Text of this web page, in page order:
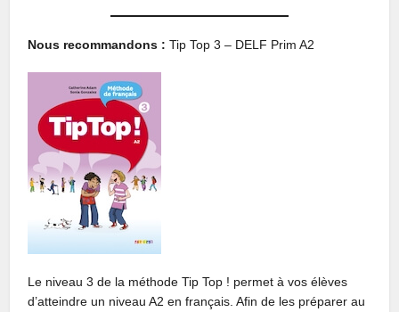
Nous recommandons :Tip Top 3 – DELF Prim A2
Le niveau 3 de la méthode Tip Top ! permet à vos élèves
d’atteindre un niveau A2 en français. Afin de les préparer au